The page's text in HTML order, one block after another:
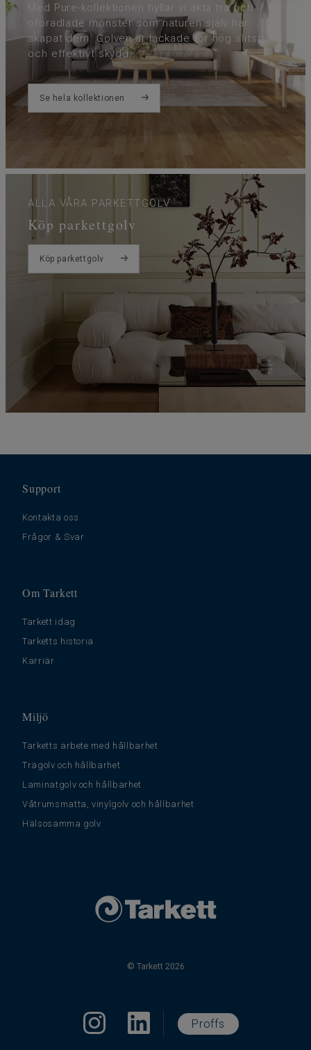
Med Pure-kollektionen hyllar vi äkta trä och
oförädlade mönster som naturen själv har
skapat dem. Golven är lackade för hög slitstyrka
och effektivt skydd.
Se hela kollektionen
ALLA VÅRA PARKETTGOLV
Köp parkettgolv
Köp parkettgolv
Support
Kontakta oss
Frågor & Svar
Om Tarkett
Tarkett idag
Tarketts historia
Karriär
Miljö
Tarketts arbete med hållbarhet
Trägolv och hållbarhet
Laminatgolv och hållbarhet
Våtrumsmatta, vinylgolv och hållbarhet
Hälsosamma golv
© Tarkett 2026
Proffs